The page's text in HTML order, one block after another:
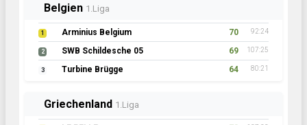
Belgien 1.Liga
1 Arminius Belgium 70 92:24
2 SWB Schildesche 05 69 107:25
3 Turbine Brügge 64 80:21
Griechenland 1.Liga